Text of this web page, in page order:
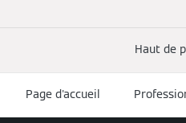
Haut de
Page d'accueil